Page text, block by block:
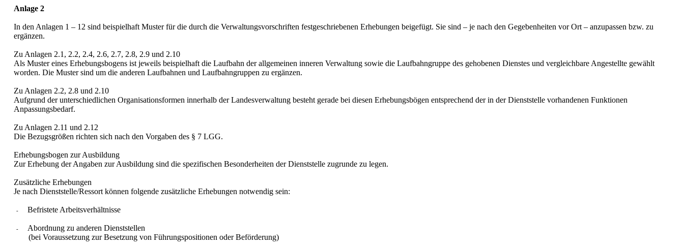
Anlage 2
In den Anlagen 1 – 12 sind beispielhaft Muster für die durch die Verwaltungsvorschriften festgeschriebenen Erhebungen beigefügt. Sie sind – je nach den Gegebenheiten vor Ort – anzupassen bzw. zu
ergänzen.
Zu Anlagen 2.1, 2.2, 2.4, 2.6, 2.7, 2.8, 2.9 und 2.10
Als Muster eines Erhebungsbogens ist jeweils beispielhaft die Laufbahn der allgemeinen inneren Verwaltung sowie die Laufbahngruppe des gehobenen Dienstes und vergleichbare Angestellte gewählt
worden. Die Muster sind um die anderen Laufbahnen und Laufbahngruppen zu ergänzen.
Zu Anlagen 2.2, 2.8 und 2.10
Aufgrund der unterschiedlichen Organisationsformen innerhalb der Landesverwaltung besteht gerade bei diesen Erhebungsbögen entsprechend der in der Dienststelle vorhandenen Funktionen
Anpassungsbedarf.
Zu Anlagen 2.11 und 2.12
Die Bezugsgrößen richten sich nach den Vorgaben des § 7 LGG.
Erhebungsbogen zur Ausbildung
Zur Erhebung der Angaben zur Ausbildung sind die spezifischen Besonderheiten der Dienststelle zugrunde zu legen.
Zusätzliche Erhebungen
Je nach Dienststelle/Ressort können folgende zusätzliche Erhebungen notwendig sein:
- Befristete Arbeitsverhältnisse
-
Abordnung zu anderen Dienststellen
(bei Voraussetzung zur Besetzung von Führungspositionen oder Beförderung)